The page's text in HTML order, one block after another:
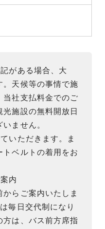
がある場合、大
。天候等の事情で施
当社支払料金でのご
施設の無料開放日
ません。
いただきます。ま
トベルトの着用をお
内
らご案内いたしま
毎日交代制になり
方は、バス前方席指